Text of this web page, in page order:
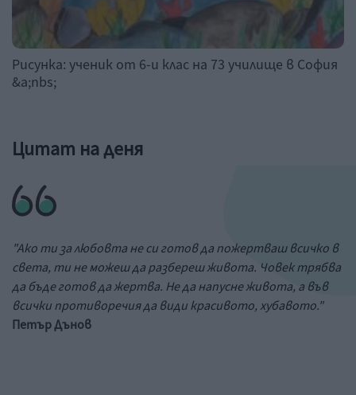
Рисунка: ученик от 6-и клас на 73 училище в София
&a;nbs;
Цитат на деня
"Ако ти за любовта не си готов да пожертваш всичко в
света, ти не можеш да разбереш живота. Човек трябва
да бъде готов да жертва. Не да напусне живота, а във
всички противоречия да види красивото, хубавото."
Петър Дънов